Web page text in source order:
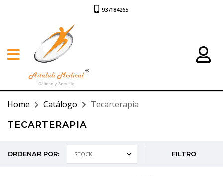
937184265
Home Catálogo
Tecarterapia
TECARTERAPIA
ORDENAR POR: FILTRO